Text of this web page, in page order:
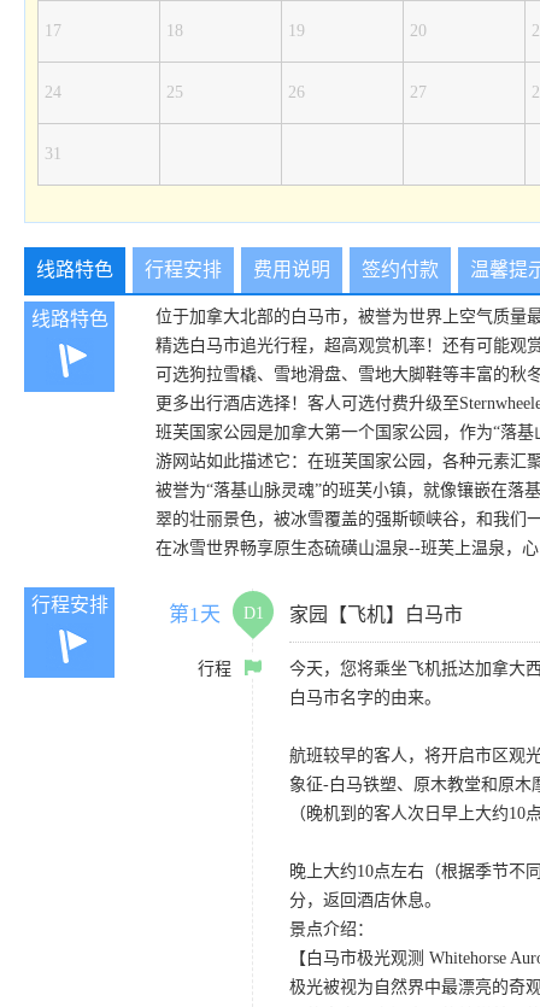
17 18 19 20
24 25 26 27
31
线路特色 行程安排 费用说明 签约付款 温馨提
线路特色
位于加拿大北部的白马市，被誉为世界上空气质量
精选白马市追光行程，超高观赏机率！还有可能观
可选狗拉雪橇、雪地滑盘、雪地大脚鞋等丰富的秋
更多出行酒店选择！客人可选付费升级至
班芙国家公园是加拿大第一个国家公园，作为“落
游网站如此描述它：在班芙国家公园，各种元素汇
被誉为“落基山脉灵魂”的班芙小镇，就像镶嵌在落
翠的壮丽景色，被冰雪覆盖的强斯顿峡谷，和我们
在冰雪世界畅享原生态硫磺山温泉--班芙上温泉，
行程安排 第1天 D1 家园【飞机】白马市
行程
今天，您将乘坐飞机抵达加拿大
白马市名字的由来。
航班较早的客人，将开启市区观
象征-白马铁塑、原木教堂和原
（晚机到的客人次日早上大约
晚上大约10点左右（根据季节不
分，返回酒店休息。
景点介绍：
【白马市极光观测 Whitehorse
极光被视为自然界中最漂亮的奇